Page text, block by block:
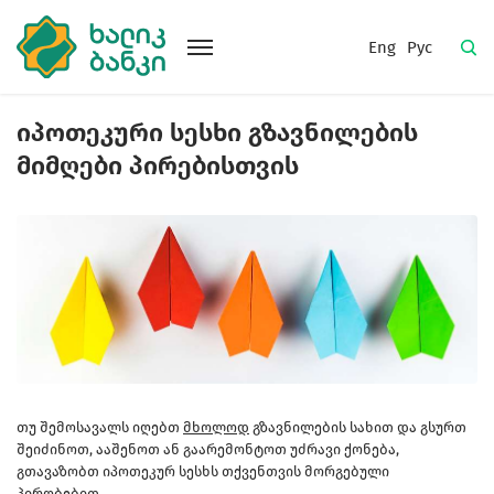
Eng Рус
იპოთეკური სესხი გზავნილების
მიმღები პირებისთვის
თუ შემოსავალს იღებთ მხოლოდ გზავნილების სახით და გსურთ
შეიძინოთ, ააშენოთ ან გაარემონტოთ უძრავი ქონება,
გთავაზობთ იპოთეკურ სესხს თქვენთვის მორგებული